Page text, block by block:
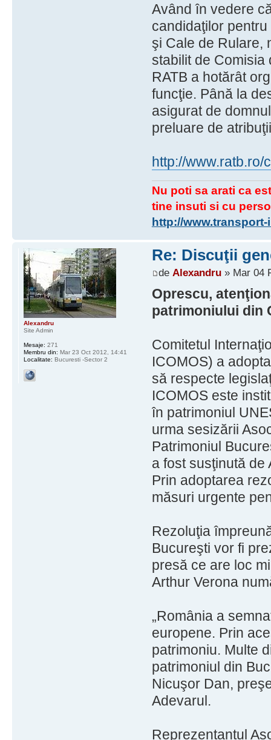
Având în vedere
candidaţilor
şi Cale de Rulare,
stabilit de Comisia
RATB a hotărât
funcţie. Până la
asigurat de
preluare de
http://www.ratb.ro/
Nu poti sa arati ca
tine insuti si cu
http://
Re: Discuţii
de Alexandru» Mar 04
Oprescu,
patrimoniului din
Comitetul
ICOMOS) a
să respecte
ICOMOS este
în patrimoniul
urma sesizării
Patrimoniul
a fost susţinută de
Prin adoptarea
măsuri urgente
Rezoluţia
Bucureşti vor fi
presă ce are loc
Arthur Verona
„România a
europene. Prin
patrimoniu. Multe
patrimoniul din
Nicuşor Dan,
Adevarul.
Reprezentantul
Alexandru
Site Admin
Mesaje: 271
Membru din: Mar 23 Oct 2012, 14:41
Localitate: Bucuresti -Sector 2